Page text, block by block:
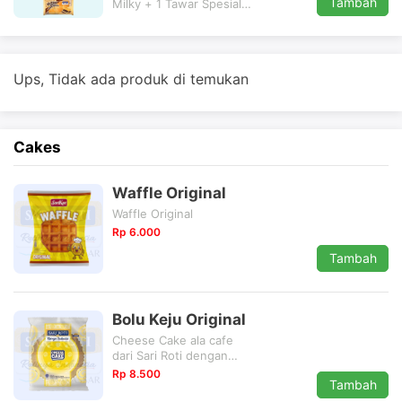
Milky + 1 Tawar Spesial
Ups, Tidak ada produk di temukan
Cakes
Waffle Original
Waffle Original
Rp 6.000
Tambah
Bolu Keju Original
Cheese Cake ala cafe
dari Sari Roti dengan
tekstur yang lembut dan
Rp 8.500
Tambah